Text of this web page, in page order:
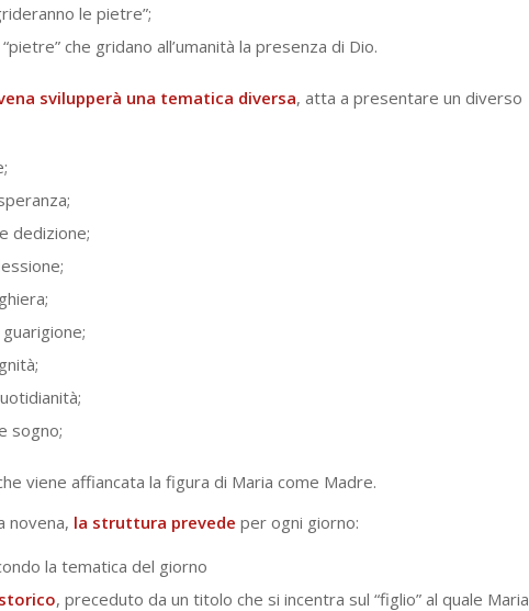
le pietre”;
che gridano all’umanità la presenza di Dio.
svilupperà una tematica diversa, atta a presentare un diverso
dedizione;
sogno;
viene affiancata la figura di Maria come Madre.
novena, la struttura prevede per ogni giorno:
la tematica del giorno
, preceduto da un titolo che si incentra sul “figlio” al quale Maria